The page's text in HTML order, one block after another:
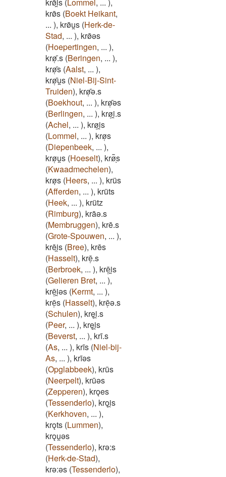
krø̄s (Boekt Heikant,
... ), krø̄u̯s (Herk-de-
Stad, ... ), krø̄ǝs
(Hoepertingen, ... ),
krø̜̄.s (Beringen, ... ),
krø̜̄s (Aalst, ... ),
krø̜̄u̯s (Niel-Bij-Sint-
Truiden), krø̜̄ǝ.s
(Boekhout, ... ), krø̜̄ǝs
(Berlingen, ... ), krø̜i̯.s
(Achel, ... ), krø̜i̯s
(Lommel, ... ), krø̜s
(Diepenbeek, ... ),
krø̜u̯s (Hoeselt), krø͂ͅs
(Kwaadmechelen),
krøͅs (Heers, ... ), krüs
(Afferden, ... ), krüts
(Heek, ... ), krütz
(Rimburg), krāǝ.s
(Membruggen), krē.s
(Grote-Spouwen, ... ),
krēi̯s (Bree), krēs
(Hasselt), krē̜.s
(Berbroek, ... ), krē̜i̯s
(Gelieren Bret, ... ),
krē̜i̯ǝs (Kermt, ... ),
krē̜s (Hasselt), krē̜ǝ.s
(Schulen), kręi̯.s
(Peer, ... ), kręi̯s
(Beverst, ... ), krī.s
(As, ... ), krīs (Niel-bij-
As, ... ), krīǝs
(Opglabbeek), krūs
(Neerpelt), krūǝs
(Zepperen), krǫes
(Tessenderlo), krǫi̯s
(Kerkhoven, ... ),
krǫts (Lummen),
krǫu̯ǝs
(Tessenderlo), krə:s
(Herk-de-Stad),
krə:əs (Tessenderlo),